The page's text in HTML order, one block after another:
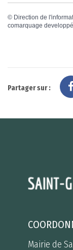
© Direction de
comarquage
Partager sur :
Mairie de